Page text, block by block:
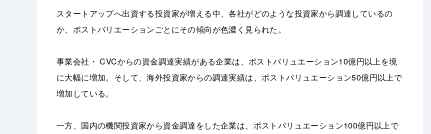
スタートアップへ出資する投資家が増える中、各社がどのような投資家から調達しているの
か、ポストバリエーションごとにその傾向が色濃く見られた。
事業会社・ CVCからの資金調達実績がある企業は、ポストバリュエーション10億円以上を境
に大幅に増加。そして、海外投資家からの調達実績は、ポストバリュエーション50億円以上で
増加している。
一方、国内の機関投資家から資金調達をした企業は、ポストバリュエーション100億円以上で